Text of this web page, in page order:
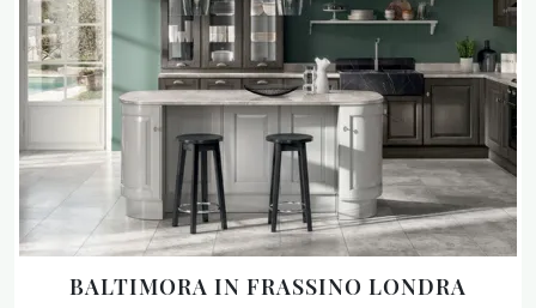
BALTIMORA IN FRASSINO LONDRA